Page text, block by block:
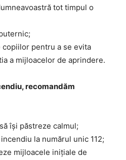
tot timpul o
pentru a se evita
a mijloacelor de aprindere.
recomandăm
își păstreze calmul;
la numărul unic 112;
mijloacele inițiale de